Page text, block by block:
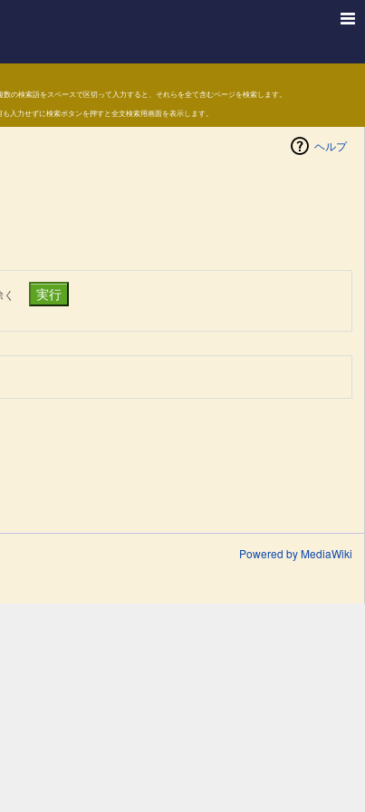
数の検索語をスペースで区切って入力すると、それらを全て含むページを検索します。
も入力せずに検索ボタンを押すと全文検索用画面を表示します。
ヘルプ
Powered by MediaWiki